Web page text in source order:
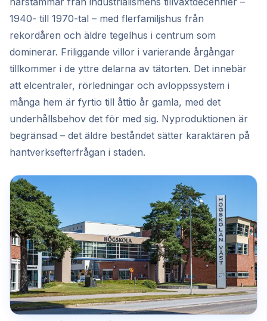
1940- till 1970-tal – med flerfamiljshus från
rekordåren och äldre tegelhus i centrum som
dominerar. Friliggande villor i varierande årgångar
tillkommer i de yttre delarna av tätorten. Det innebär
att elcentraler, rörledningar och avloppssystem i
många hem är fyrtio till åttio år gamla, med det
underhållsbehov det för med sig. Nyproduktionen är
begränsad – det äldre beståndet sätter karaktären på
hantverksefterfrågan i staden.